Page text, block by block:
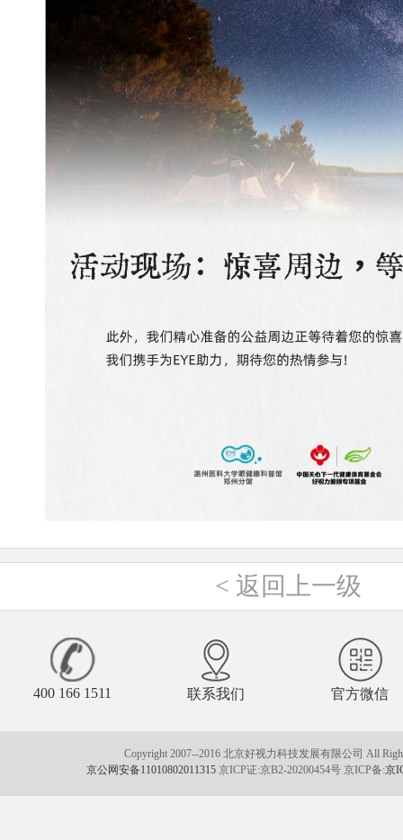
< 返回上一级
400 166 1511 联系我们 官方微信
Copyright 2007--2016 北京好视力科技发展有限公司 All
京公网安备11010802011315 京ICP证:京B2-20200454号 京ICP备:京